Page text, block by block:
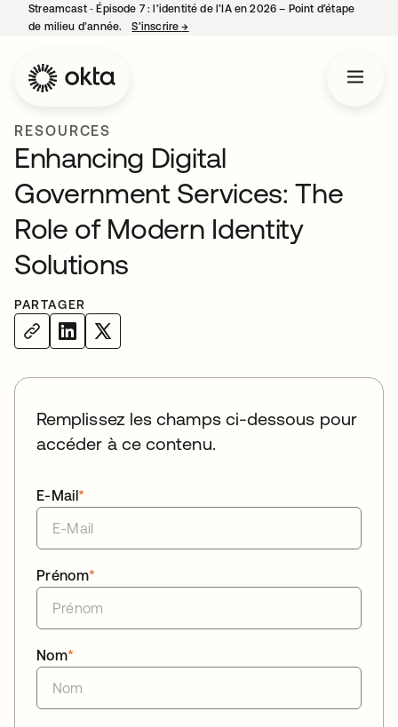
Streamcast ‑ Épisode 7 : l’identité de l’IA en 2026 – Point d’étape
de milieu d’année.
S’inscrire→
RESOURCES
Enhancing Digital
Government Services: The
Role of Modern Identity
Solutions
PARTAGER
Remplissez les champs ci-dessous pour
accéder à ce contenu.
*
E-Mail
*
Prénom
*
Nom